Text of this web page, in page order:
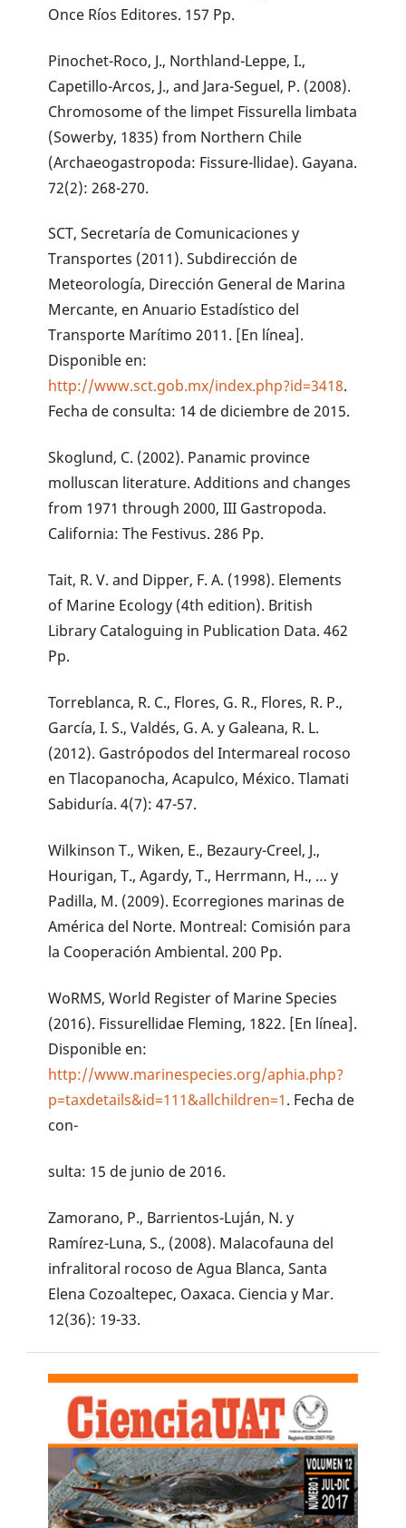
Once Ríos Editores. 157 Pp.
Pinochet-Roco, J., Northland-Leppe, I.,
Capetillo-Arcos, J., and Jara-Seguel, P. (2008).
Chromosome of the limpet Fissurella limbata
(Sowerby, 1835) from Northern Chile
(Archaeogastropoda: Fissure-llidae). Gayana.
72(2): 268-270.
SCT, Secretaría de Comunicaciones y
Transportes (2011). Subdirección de
Meteorología, Dirección General de Marina
Mercante, en Anuario Estadístico del
Transporte Marítimo 2011. [En línea].
Disponible en:
http://www.sct.gob.mx/index.php?id=3418.
Fecha de consulta: 14 de diciembre de 2015.
Skoglund, C. (2002). Panamic province
molluscan literature. Additions and changes
from 1971 through 2000, III Gastropoda.
California: The Festivus. 286 Pp.
Tait, R. V. and Dipper, F. A. (1998). Elements
of Marine Ecology (4th edition). British
Library Cataloguing in Publication Data. 462
Pp.
Torreblanca, R. C., Flores, G. R., Flores, R. P.,
García, I. S., Valdés, G. A. y Galeana, R. L.
(2012). Gastrópodos del Intermareal rocoso
en Tlacopanocha, Acapulco, México. Tlamati
Sabiduría. 4(7): 47-57.
Wilkinson T., Wiken, E., Bezaury-Creel, J.,
Hourigan, T., Agardy, T., Herrmann, H., … y
Padilla, M. (2009). Ecorregiones marinas de
América del Norte. Montreal: Comisión para
la Cooperación Ambiental. 200 Pp.
WoRMS, World Register of Marine Species
(2016). Fissurellidae Fleming, 1822. [En línea].
Disponible en:
http://www.marinespecies.org/aphia.php?
p=taxdetails&id=111&allchildren=1. Fecha de
con-
sulta: 15 de junio de 2016.
Zamorano, P., Barrientos-Luján, N. y
Ramírez-Luna, S., (2008). Malacofauna del
infralitoral rocoso de Agua Blanca, Santa
Elena Cozoaltepec, Oaxaca. Ciencia y Mar.
12(36): 19-33.